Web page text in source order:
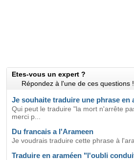
Etes-vous un expert ?
Répondez à l'une de ces questions !
Je souhaite traduire une phrase en
Qui peut le traduire "la mort n'arrête
merci p...
Du francais a l'Arameen
Je voudrais traduire cette phrase à
Traduire en araméen "l'oubli